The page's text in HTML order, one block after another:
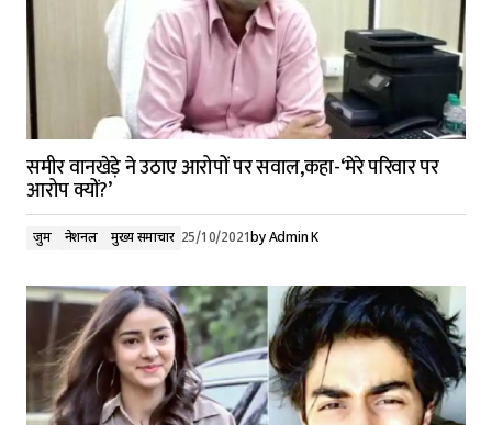
समीर वानखेड़े ने उठाए आरोपों पर सवाल,कहा-‘मेरे परिवार पर
आरोप क्यों?’
जुर्म नेशनल मुख्य समाचार 25/10/2021byAdmin K